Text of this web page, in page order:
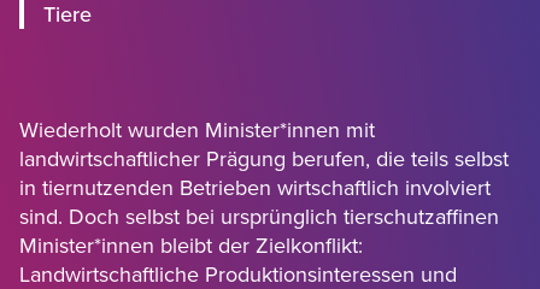
Tiere
Wiederholt wurden Minister*innen mit
landwirtschaftlicher Prägung berufen, die teils selbst
in tiernutzenden Betrieben wirtschaftlich involviert
sind. Doch selbst bei ursprünglich tierschutzaffinen
Minister*innen bleibt der Zielkonflikt:
Landwirtschaftliche Produktionsinteressen und